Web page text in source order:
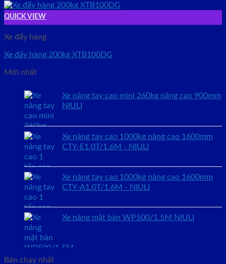
QUICK VIEW
Xe đẩy hàng
Xe đẩy hàng 200kg XTB100DG
Mới nhất
Xe nâng tay cao mini 260kg nâng cao 900mm
NIULI
Xe nâng tay cao 1000kg nâng cao 1600mm
CTY-E1.0T/1.6M - NIULI
Xe nâng tay cao 1000kg nâng cao 1600mm
CTY-A1.0T/1.6M - NIULI
Xe nâng mặt bàn WP500/1.5M NIULI
Bán chạy nhất